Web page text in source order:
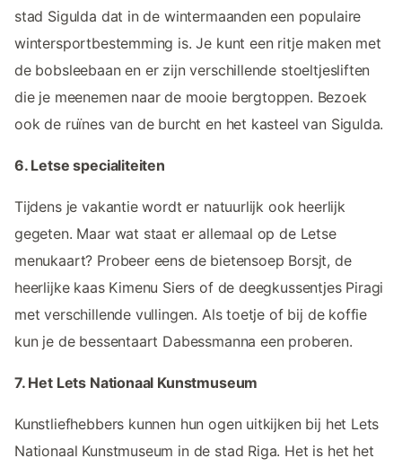
stad Sigulda dat in de wintermaanden een populaire
wintersportbestemming is. Je kunt een ritje maken met
de bobsleebaan en er zijn verschillende stoeltjesliften
die je meenemen naar de mooie bergtoppen. Bezoek
ook de ruïnes van de burcht en het kasteel van Sigulda.
6. Letse specialiteiten
Tijdens je vakantie wordt er natuurlijk ook heerlijk
gegeten. Maar wat staat er allemaal op de Letse
menukaart? Probeer eens de bietensoep Borsjt, de
heerlijke kaas Kimenu Siers of de deegkussentjes Piragi
met verschillende vullingen. Als toetje of bij de koffie
kun je de bessentaart Dabessmanna een proberen.
7. Het Lets Nationaal Kunstmuseum
Kunstliefhebbers kunnen hun ogen uitkijken bij het Lets
Nationaal Kunstmuseum in de stad Riga. Het is het het